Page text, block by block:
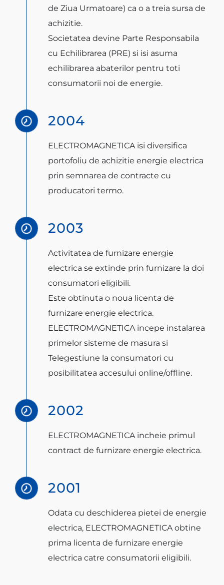
de Ziua Urmatoare) ca o a treia sursa de
achizitie.
Societatea devine Parte Responsabila
cu Echilibrarea (PRE) si isi asuma
echilibrarea abaterilor pentru toti
consumatorii noi de energie.
2004
ELECTROMAGNETICA isi diversifica
portofoliu de achizitie energie electrica
prin semnarea de contracte cu
producatori termo.
2003
Activitatea de furnizare energie
electrica se extinde prin furnizare la doi
consumatori eligibili.
Este obtinuta o noua licenta de
furnizare energie electrica.
ELECTROMAGNETICA incepe instalarea
primelor sisteme de masura si
Telegestiune la consumatori cu
posibilitatea accesului online/offline.
2002
ELECTROMAGNETICA incheie primul
contract de furnizare energie electrica.
2001
Odata cu deschiderea pietei de energie
electrica, ELECTROMAGNETICA obtine
prima licenta de furnizare energie
electrica catre consumatorii eligibili.